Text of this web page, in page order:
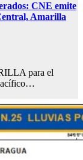
CNE emite
Amarilla
para el